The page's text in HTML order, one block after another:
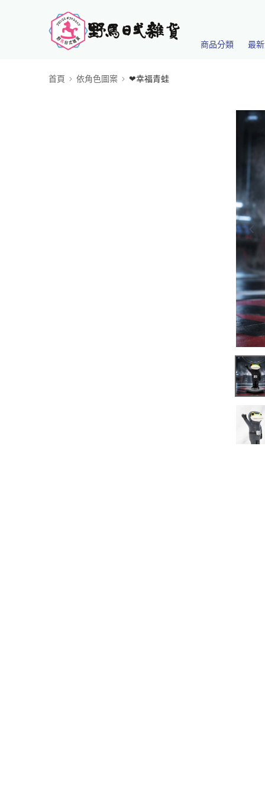
商品分類 最
首頁 依角色圖案 ❤幸福青蛙